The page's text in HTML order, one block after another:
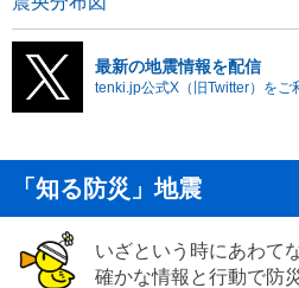
最新の地震情報を配信
tenki.jp公式X（旧Twitter）をご
「知る防災」地震
いざという時にあわて
確かな情報と行動で防